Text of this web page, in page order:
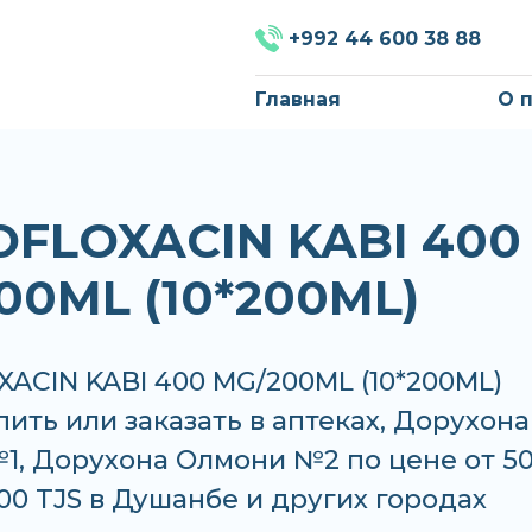
+992 44 600 38 88
Главная О
KABI 400
(10*200ML)
KABI 400 MG/200ML (10*200ML)
или заказать в аптеках, Дорухона
Дорухона Олмони №2 по цене от
TJS в Душанбе и других городах